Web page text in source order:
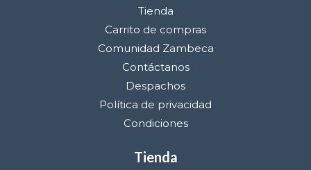
Tienda
Carrito de compras
Comunidad Zambeca
Contáctanos
Despachos
Política de privacidad
Condiciones
Tienda